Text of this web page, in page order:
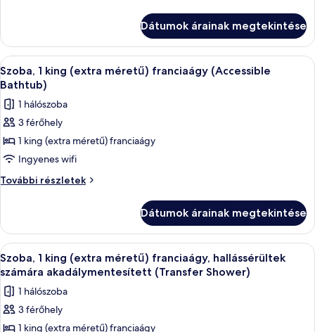
méretű)
franciaágy,
hallássérültek
számára
akadálymentesített
méretű)
franciaágy,
hallássérültek
számára
akadálymentesített
további
részletei
Dátumok árainak megtekintése
A
következő
szoba
összes
képének
megtekintése:
Szoba,
1
méretű)
franciaágy
(Accessible
Bathtub)
Egy szállodai szoba, amelyben egy
9
Szoba, 1 king (extra méretű) franciaágy (Accessible
Bathtub)
1 hálószoba
3 férőhely
1 king (extra méretű) franciaágy
Ingyenes wifi
További részletek
Szoba,
méretű)
franciaágy
(Accessible
Bathtub)
részletei
Dátumok árainak megtekintése
A
következő
szoba
összes
képének
Egy szállodai szoba, amelyben egy
9
Szoba, 1 king (extra méretű) franciaágy, hallássérültek
számára akadálymentesített (Transfer Shower)
1 hálószoba
3 férőhely
1 king (extra méretű) franciaágy